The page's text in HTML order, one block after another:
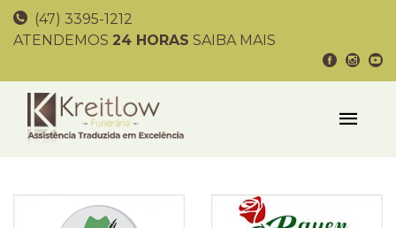
(47) 3395-1212
ATENDEMOS 24 HORAS SAIBA MAIS